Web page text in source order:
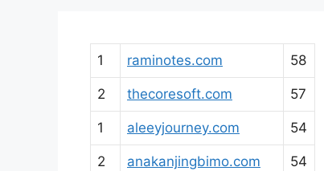
1 raminotes.com 58
2 thecoresoft.com 57
1 aleeyjourney.com 54
2 anakanjingbimo.com 54